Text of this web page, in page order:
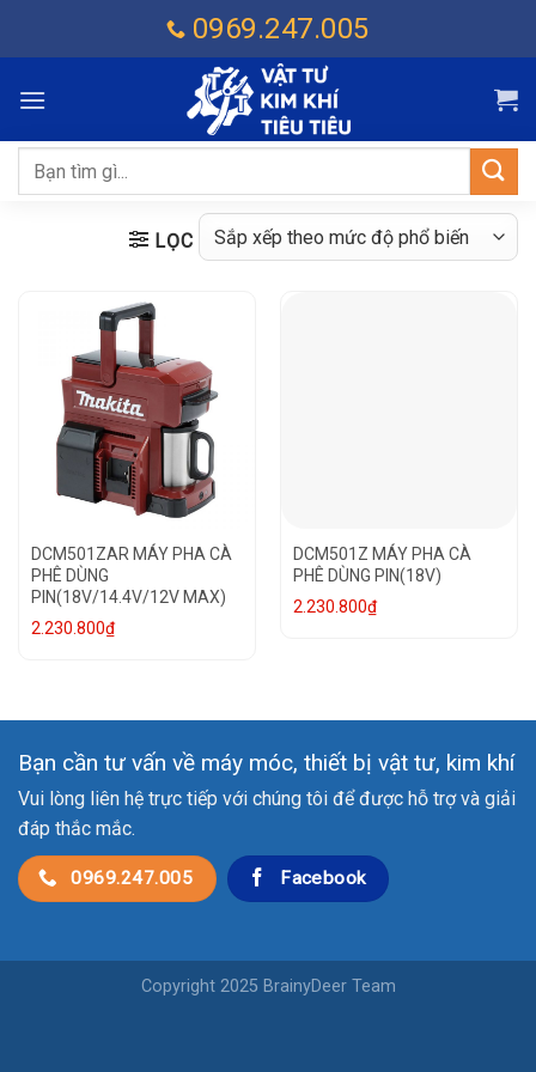
dung
0969.247.005
Tìm
kiếm:
LỌC
DCM501ZAR MÁY PHA CÀ
PHÊ DÙNG
PIN(18V/14.4V/12V MAX)
2.230.800₫
DCM501Z MÁY PHA CÀ
PHÊ DÙNG PIN(18V)
2.230.800₫
Bạn cần tư vấn về máy móc, thiết bị vật tư, kim khí
Vui lòng liên hệ trực tiếp với chúng tôi để được hỗ trợ và giải
đáp thắc mắc.
0969.247.005 Facebook
Copyright 2025 BrainyDeer Team